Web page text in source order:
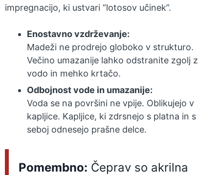
impregnacijo, ki ustvari “lotosov učinek”.
Enostavno vzdrževanje:
Madeži ne prodrejo globoko v strukturo.
Večino umazanije lahko odstranite zgolj z
vodo in mehko krtačo.
Odbojnost vode in umazanije:
Voda se na površini ne vpije. Oblikujejo v
kapljice. Kapljice, ki zdrsnejo s platna in s
seboj odnesejo prašne delce.
Pomembno: Čeprav so akrilna